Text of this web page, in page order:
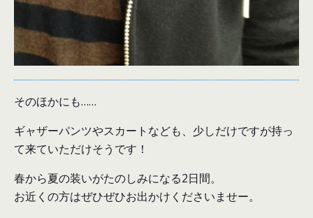
そのほかにも……
ギャザーパンツやスカートなども、少しだけですが持っ
て来ていただけそうです！
春から夏の装いがたのしみになる2日間。
お近くの方はぜひぜひお出かけくださいませー。